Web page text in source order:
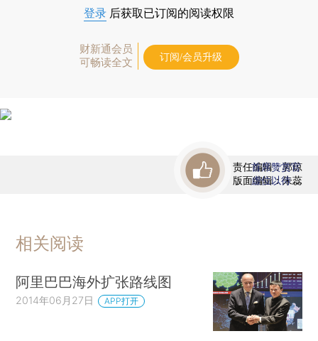
登录 后获取已订阅的阅读权限
财新通会员
可畅读全文
订阅/会员升级
责任编辑：郭琼
版面编辑：朱蕊
首席赞赏官
虚位以待
相关阅读
阿里巴巴海外扩张路线图
2014年06月27日 APP打开